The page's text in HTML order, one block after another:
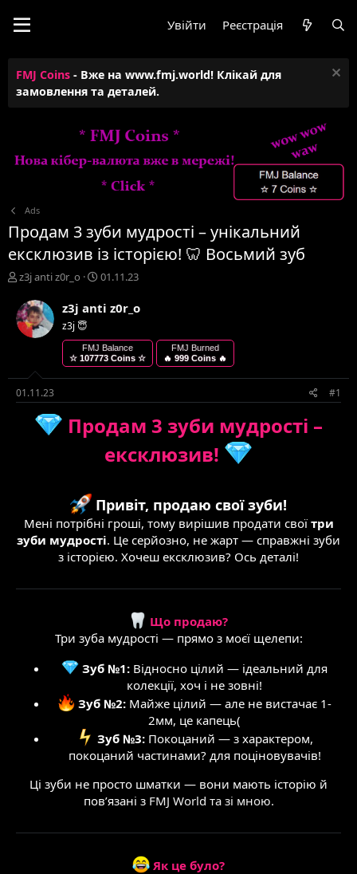
Увійти Реєстрація
FMJ Coins - Вже на www.fmj.world! Клікай для
замовлення та деталей.
Ads
Продам 3 зуби мудрості – унікальний
ексклюзив із історією! 🦷 Восьмий зуб
А
т
о
р
м
и
z3j anti z0r_o
Д
т
т
в
о
е
н
н
01.11.23
z3j anti z0r_o
z3j 😇
FMJ Balance
☆ 107773 Coins ☆
FMJ Burned
🔥 999 Coins 🔥
01.11.23 #1
Продам 3 зуби мудрості –
ексклюзив!
Привіт, продаю свої зуби!
Мені потрібні гроші, тому вирішив продати свої три
зуби мудрості. Це серйозно, не жарт — справжні зуби
з історією. Хочеш ексклюзив? Ось деталі!
Що продаю?
Три зуба мудрості — прямо з моєї щелепи:
Зуб №1: Відносно цілий — ідеальний для
колекції, хоч і не зовні!
Зуб №2: Майже цілий — але не вистачає 1-
2мм, це капець(
Зуб №3:Покоцаний — з характером,
покоцаний частинами? для поціновувачів!
Ці зуби не просто шматки — вони мають історію й
пов’язані з FMJ World та зі мною.
Як це було?